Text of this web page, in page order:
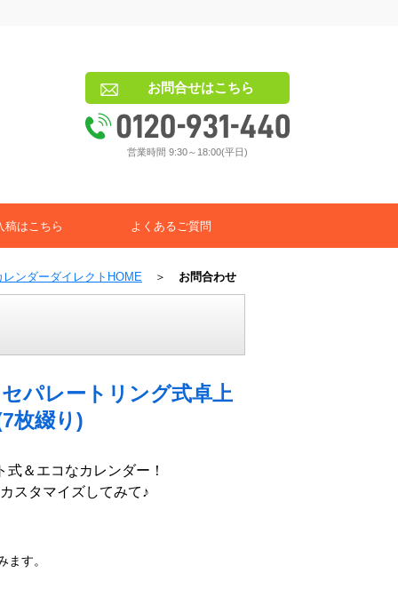
お問合せはこちら
営業時間 9:30～18:00(平日)
稿はこちら よくあるご質問
レンダーダイレクトHOME ＞ お問合わせ
パレートリング式卓上
枚綴り)
式＆エコなカレンダー！
スタマイズしてみて♪
す。